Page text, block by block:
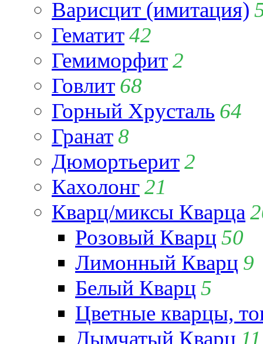
Варисцит (имитация)
Гематит42
Гемиморфит2
Говлит 68
Горный Хрусталь 64
Гранат8
Дюмортьерит2
Кахолонг21
Кварц/миксы Кварца
Розовый Кварц 50
Лимонный Кварц 9
Белый Кварц 5
Цветные кварцы,
Дымчатый Кварц 11